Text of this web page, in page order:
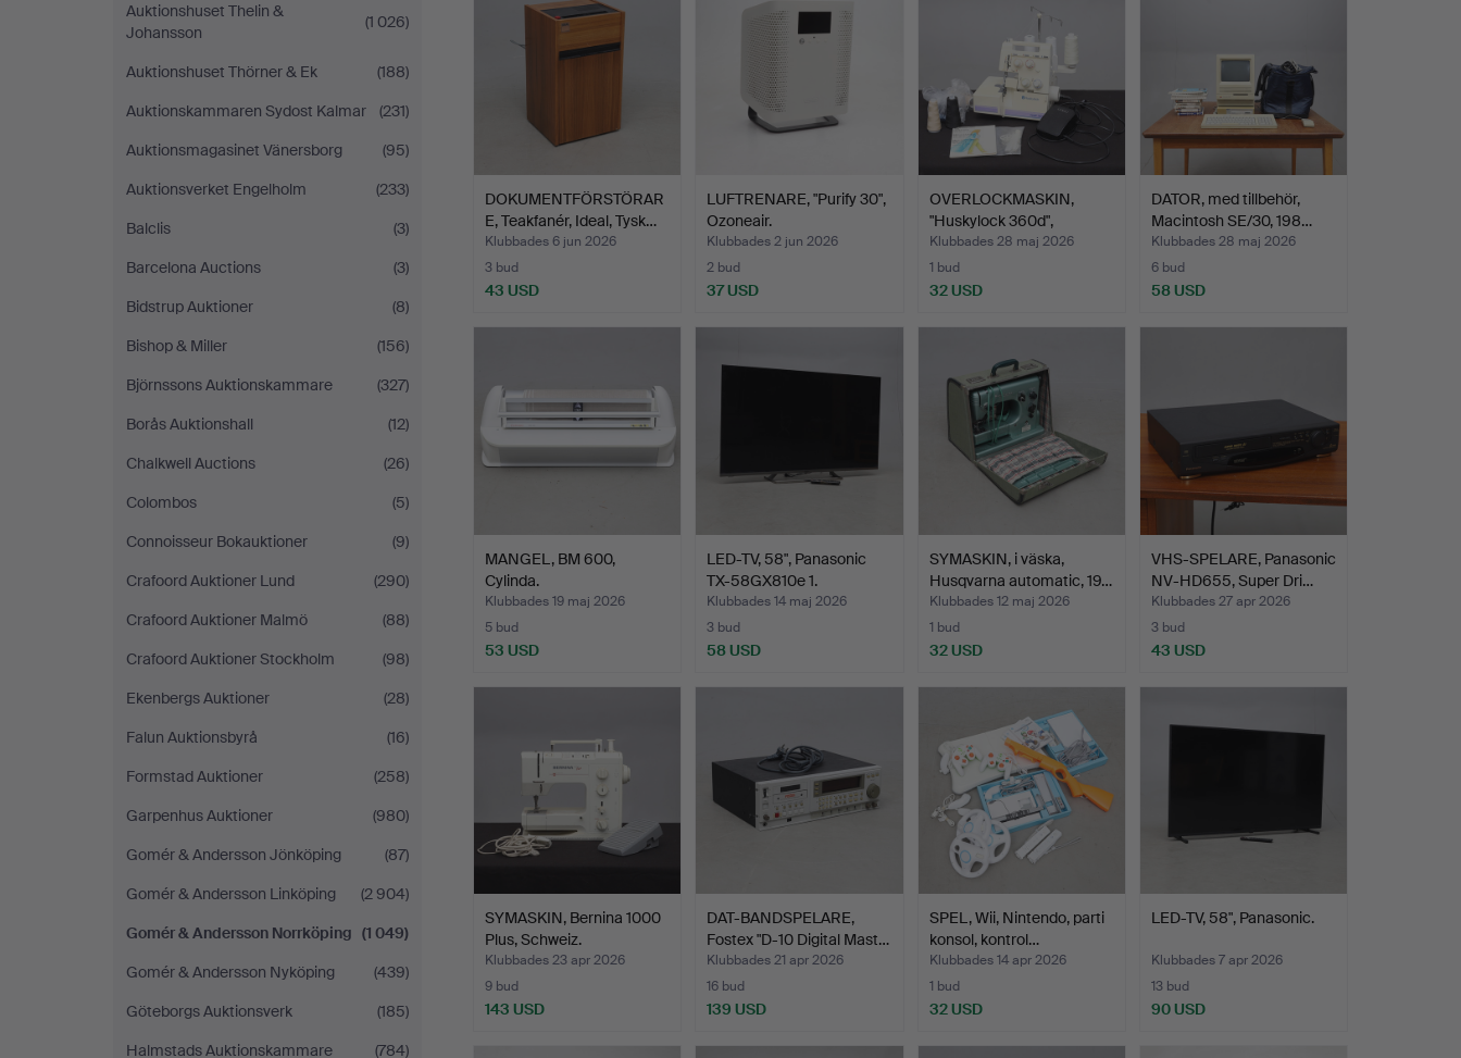
Auktionshuset Thelin &
Johansson
(1 026)
Auktionshuset Thörner & Ek
(188)
Auktionskammaren Sydost Kalmar
(231)
Auktionsmagasinet Vänersborg
(95)
Auktionsverket Engelholm
(233)
Balclis
(3)
Barcelona Auctions
(3)
Bidstrup Auktioner
(8)
Bishop & Miller
(156)
Björnssons Auktionskammare
(327)
Borås Auktionshall
(12)
Chalkwell Auctions
(26)
Colombos
(5)
Connoisseur Bokauktioner
(9)
Crafoord Auktioner Lund
(290)
Crafoord Auktioner Malmö
(88)
Crafoord Auktioner Stockholm
(98)
Ekenbergs Auktioner
(28)
Falun Auktionsbyrå
(16)
Formstad Auktioner
(258)
Garpenhus Auktioner
(980)
Gomér & Andersson Jönköping
(87)
Gomér & Andersson Linköping
(2 904)
Gomér & Andersson Norrköping (1 049)
Gomér & Andersson Nyköping
(439)
Göteborgs Auktionsverk
(185)
Halmstads Auktionskammare
(784)
DOKUMENTFÖRSTÖRAR
E, Teakfanér, Ideal, Tysk…
Klubbades 6 jun 2026
3 bud
43 USD
LUFTRENARE, "Purify 30",
Ozoneair.
Klubbades 2 jun 2026
2 bud
37 USD
OVERLOCKMASKIN,
"Huskylock 360d",
Husqvarn…
Klubbades 28 maj 2026
1 bud
32 USD
DATOR, med tillbehör,
Macintosh SE/30, 198…
Klubbades 28 maj 2026
6 bud
58 USD
MANGEL, BM 600,
Cylinda.
Klubbades 19 maj 2026
5 bud
53 USD
LED-TV, 58", Panasonic
TX-58GX810e 1.
Klubbades 14 maj 2026
3 bud
58 USD
SYMASKIN, i väska,
Husqvarna automatic, 19…
Klubbades 12 maj 2026
1 bud
32 USD
VHS-SPELARE, Panasonic
NV-HD655, Super Dri…
Klubbades 27 apr 2026
3 bud
43 USD
SYMASKIN, Bernina 1000
Plus, Schweiz.
Klubbades 23 apr 2026
9 bud
143 USD
DAT-BANDSPELARE,
Fostex "D-10 Digital Mast…
Klubbades 21 apr 2026
16 bud
139 USD
SPEL, Wii, Nintendo, parti
konsol, kontrol…
Klubbades 14 apr 2026
1 bud
32 USD
LED-TV, 58", Panasonic.
Klubbades 7 apr 2026
13 bud
90 USD